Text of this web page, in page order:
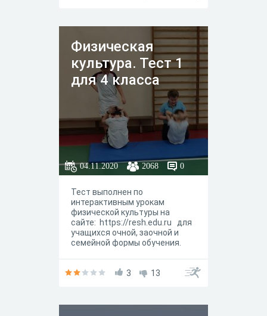
Физическая
культура. Тест 1
для 4 класса
04.11.2020 2068 0
Тест выполнен по
интерактивным урокам
физической культуры на
сайте: https://resh.edu.ru для
учащихся очной, заочной и
семейной формы обучения.
3 13